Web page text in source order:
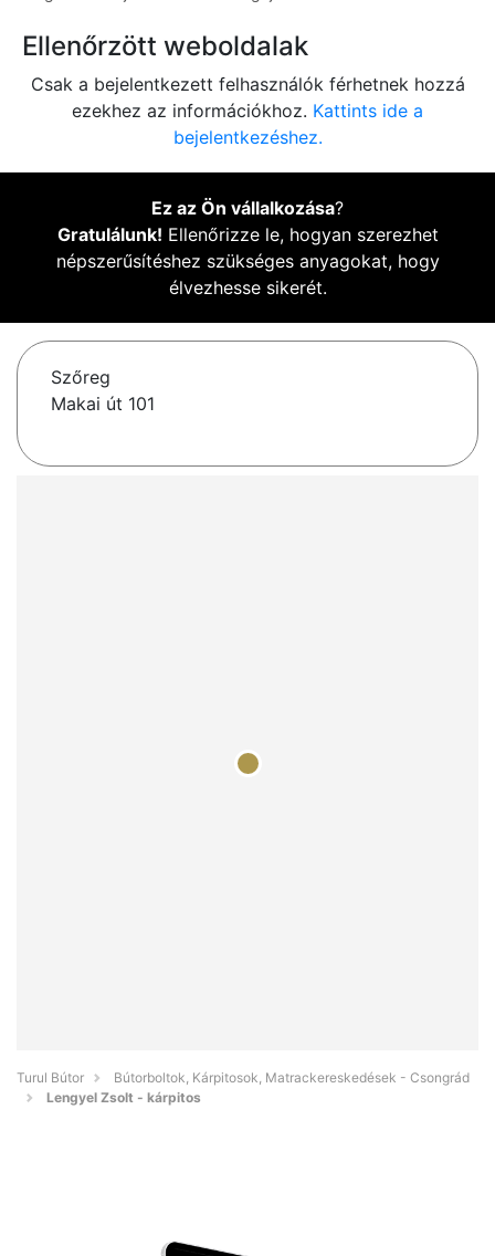
Ellenőrzött weboldalak
Csak a bejelentkezett felhasználók férhetnek hozzá
ezekhez az információkhoz. Kattints ide a
bejelentkezéshez.
Ez az Ön vállalkozása?
Gratulálunk! Ellenőrizze le, hogyan szerezhet
népszerűsítéshez szükséges anyagokat, hogy
élvezhesse sikerét.
Szőreg
Makai út 101
Turul Bútor
Bútorboltok, Kárpitosok, Matrackereskedések - Csongrád
Lengyel Zsolt - kárpitos